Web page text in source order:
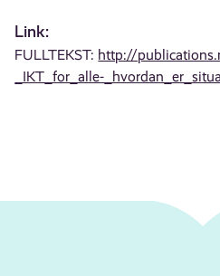
Link:
FULLTEKST: http://
_IKT_for_alle-